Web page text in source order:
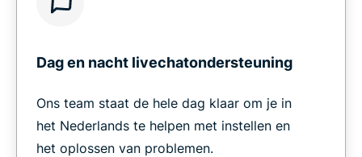
Dag en nacht livechatondersteuning
Ons team staat de hele dag klaar om je in
het Nederlands te helpen met instellen en
het oplossen van problemen.